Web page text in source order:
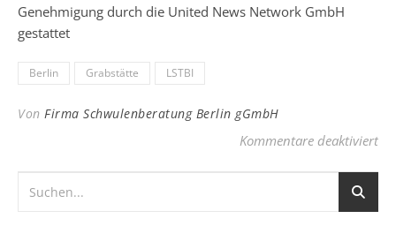
Genehmigung durch die United News Network GmbH
gestattet
Berlin Grabstätte LSTBI
Von Firma Schwulenberatung Berlin gGmbH
Kommentare deaktiviertfür